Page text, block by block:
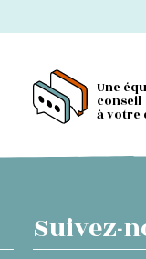
Une
conseil
à votre
Suivez-